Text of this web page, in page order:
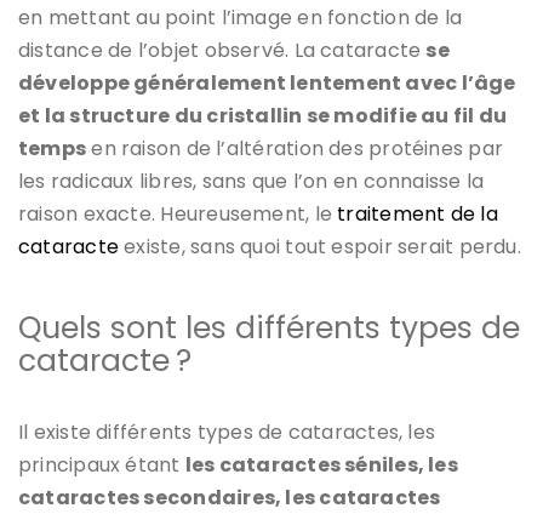
en mettant au point l’image en fonction de la
distance de l’objet observé. La cataracte se
développe généralement lentement avec l’âge
et la structure du cristallin se modifie au fil du
tempsen raison de l’altération des protéines par
les radicaux libres, sans que l’on en connaisse la
raison exacte. Heureusement, le traitement de la
cataracteexiste, sans quoi tout espoir serait perdu.
Quels sont les différents types de
cataracte ?
Il existe différents types de cataractes, les
principaux étant les cataractes séniles, les
cataractes secondaires, les cataractes